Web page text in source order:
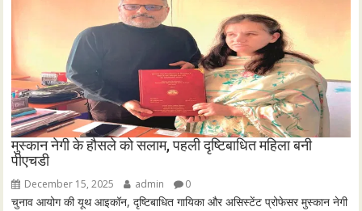
मुस्कान नेगी के हौसले को सलाम, पहली दृष्टिबाधित महिला बनी
पीएचडी
December 15, 2025 admin 0
चुनाव आयोग की यूथ आइकॉन, दृष्टिबाधित गायिका और असिस्टेंट प्रोफेसर मुस्कान नेगी